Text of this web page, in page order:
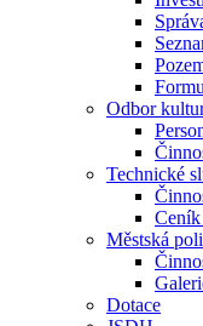
Odbor
Technické
Ceník
Městská
Dotace